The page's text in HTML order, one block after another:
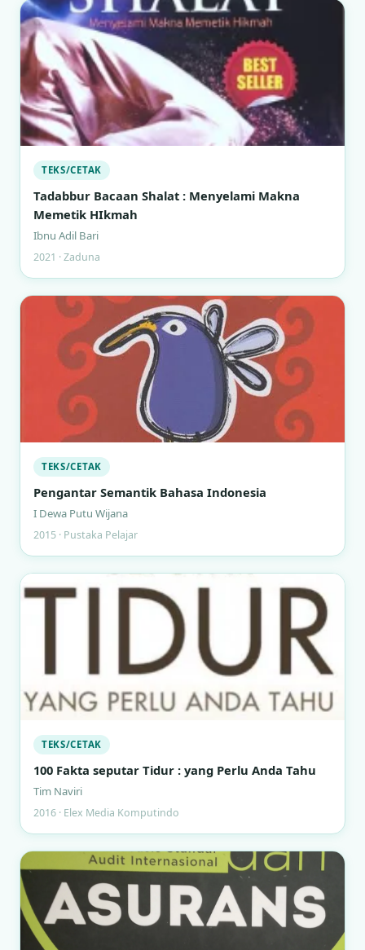
TEKS/CETAK
Tadabbur Bacaan Shalat : Menyelami Makna
Memetik HIkmah
Ibnu Adil Bari
2021 · Zaduna
TEKS/CETAK
Pengantar Semantik Bahasa Indonesia
I Dewa Putu Wijana
2015 · Pustaka Pelajar
TEKS/CETAK
100 Fakta seputar Tidur : yang Perlu Anda Tahu
Tim Naviri
2016 · Elex Media Komputindo